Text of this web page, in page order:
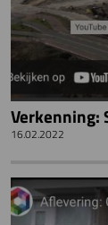
Verkenning:
16.02.2022